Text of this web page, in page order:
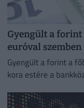
Gyengült a forint
euróval szemben
Gyengült a forint a
kora estére a